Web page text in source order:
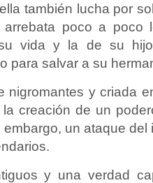
también lucha por
poco a poco
vida y la de su
para salvar a su
nigromantes y criada
creación de un
un ataque
y una verdad